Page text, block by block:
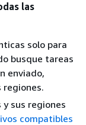
las
solo para
busque tareas
enviado,
regiones.
sus regiones
compatibles